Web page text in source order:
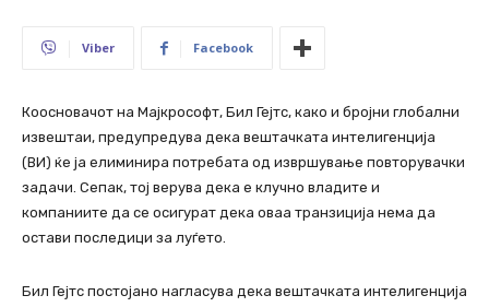
Viber Facebook
Коосновачот на Мајкрософт, Бил Гејтс, како и бројни глобални
извештаи, предупредува дека вештачката интелигенција
(ВИ) ќе ја елиминира потребата од извршување повторувачки
задачи. Сепак, тој верува дека е клучно владите и
компаниите да се осигурат дека оваа транзиција нема да
остави последици за луѓето.
Бил Гејтс постојано нагласува дека вештачката интелигенција